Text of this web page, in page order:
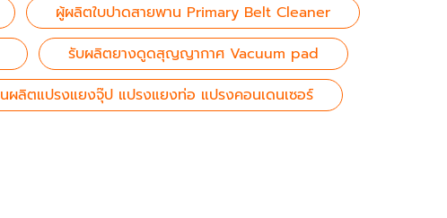
ผู้ผลิตใบปาดสายพาน Primary Belt Cleaner
รับผลิตยางดูดสุญญากาศ Vacuum pad
นผลิตแปรงแยงจุ๊ป แปรงแยงท่อ แปรงคอนเดนเซอร์